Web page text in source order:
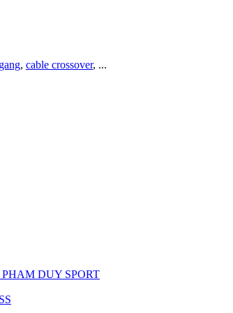
, cable crossover, ...
DUY SPORT